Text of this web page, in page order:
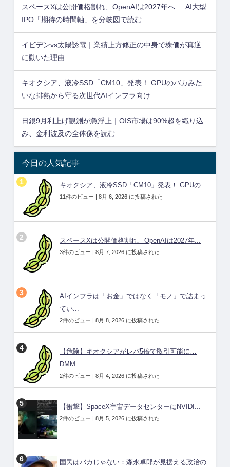
スペースXは公開価格割れ、OpenAIは2027年へ──AI大型
IPO「期待の時間軸」を分岐図で読む
イビデンvs太陽誘電｜業績上方修正の中身で株価が真逆
に動いた理由
キオクシア、液冷SSD「CM10」発表！ GPUのバカみた
いな排熱から守る次世代AIインフラ向け
日銀9月利上げ観測が急浮上｜OIS市場は90%超を織り込
み、金利波及の全体像を読む
今日の人気記事
キオクシア、液冷SSD「CM10」発表！ GPUの...
11件のビュー | 8月 6, 2026 に投稿された
スペースXは公開価格割れ、OpenAIは2027年...
3件のビュー | 8月 7, 2026 に投稿された
AIインフラは「お金」ではなく「モノ」で詰まっ
てい...
2件のビュー | 8月 8, 2026 に投稿された
【危険】キオクシアがレバ5倍で取引可能に…
DMM...
2件のビュー | 8月 4, 2026 に投稿された
【衝撃】SpaceX宇宙データセンターにNVIDI...
2件のビュー | 8月 5, 2026 に投稿された
国民はバカじゃない：森永卓郎が見据える政治の